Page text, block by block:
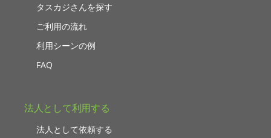
タスカジさんを探す
ご利用の流れ
利用シーンの例
FAQ
法人として利用する
法人として依頼する